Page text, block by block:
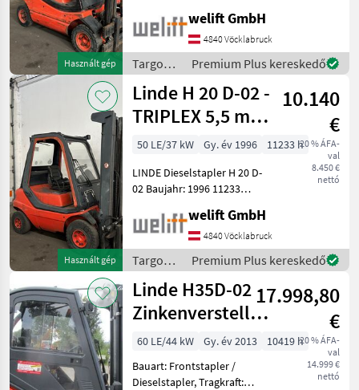
Használt gép
Zähler Tragkraft: 1200 kg
Hubmast: Duplex-Freisicht
Hubhöhe: 3200 mm
Bauhöhe: 2070 mm Ber
welift GmbH
4840 Vöcklabruck
Targoncák
és
raktártechnika
/ Linde
Premium Plus kereskedő
Használt gép
Linde H 20 D-02 -
TRIPLEX 5,5 m -
SEITENSCHIEBER
10.140
€
20 % ÁFA-
val
8.450 €
nettó
50 LE/37 kW Gy. év 1996
11233 h
LINDE Dieselstapler H 20 D-
02 Baujahr: 1996 11233
2000 kg Hubmast: TRIPLEX-
Freihub Hubhöhe: 5500 mm
Bauhöhe: 2450 mm
Freihub: 18
welift GmbH
4840 Vöcklabruck
Targoncák
és
raktártechnika
/ Linde
Premium Plus kereskedő
Linde H35D-02
Zinkenversteller
+ Seitenschieber
17.998,80
€
20 % ÁFA-
val
14.999 €
nettó
60 LE/44 kW Gy. év 2013
10419 h
Bauart: Frontstapler /
Dieselstapler, Tragkraft: